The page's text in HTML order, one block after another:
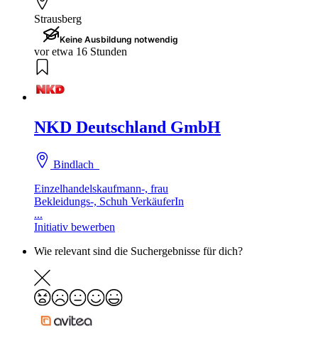
Strausberg
Keine Ausbildung notwendig
vor etwa 16 Stunden
NKD Deutschland GmbH
Bindlach
Einzelhandelskaufmann-, frau
Bekleidungs-, Schuh VerkäuferIn
...
Initiativ bewerben
Wie relevant sind die Suchergebnisse für dich?